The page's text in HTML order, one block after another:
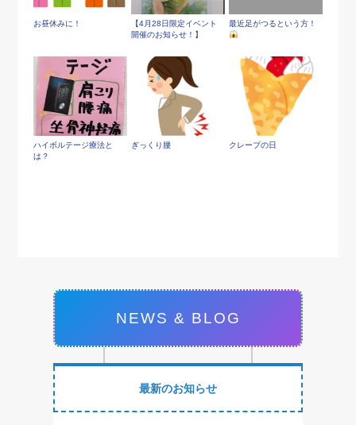
お昼休みに！
【4月28日限定イベント
開催のお知らせ！】
最近足がつるという方！
ハイボルテージ療法と
は？
ぎっくり腰 クレープの日
NEWS & BLOG
最新のお知らせ